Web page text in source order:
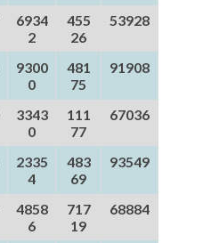
6934
2
455
26
53928
9300
0
481
75
91908
3343
0
111
77
67036
2335
4
483
69
93549
4858
6
717
19
68884